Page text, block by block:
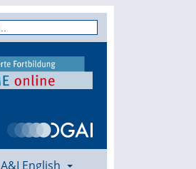
A&I English